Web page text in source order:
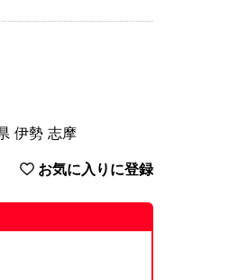
伊勢 志摩
お気に入りに登録